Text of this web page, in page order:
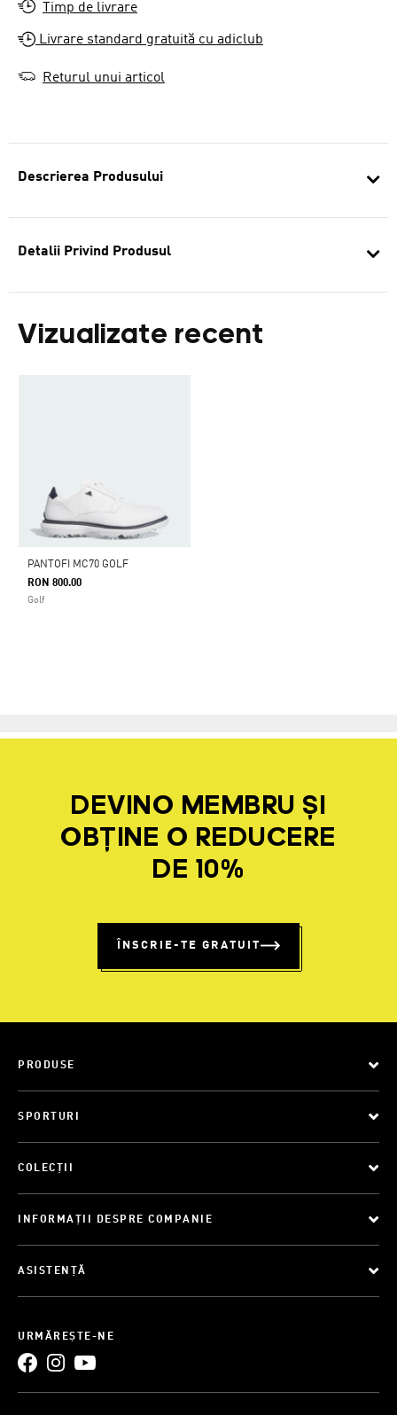
Descrierea Produsului
Detalii Privind Produsul
Vizualizate recent
PANTOFI MC70 GOLF
RON 800.00
Golf
Timp de livrare
Livrare standard gratuită cu adiclub
Returul unui articol
DEVINO MEMBRU ȘI
OBȚINE O REDUCERE
DE 10%
ÎNSCRIE-TE GRATUIT
PRODUSE
SPORTURI
COLECȚII
INFORMAȚII DESPRE COMPANIE
ASISTENȚĂ
URMĂREȘTE-NE